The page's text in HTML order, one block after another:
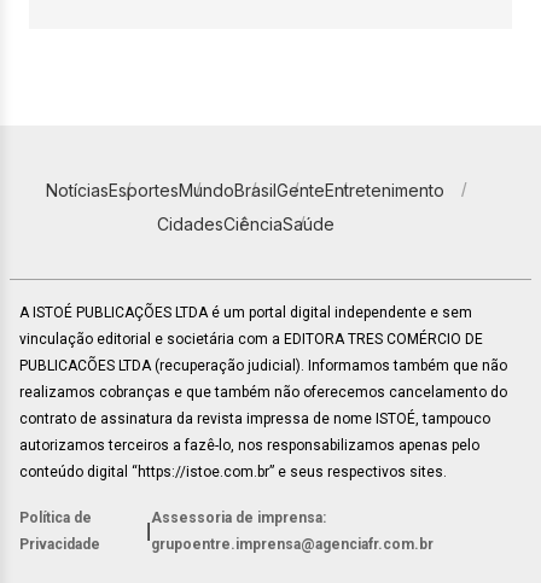
NotíciasEsportesMundoBrasilGenteEntretenimento
CidadesCiênciaSaúde
A ISTOÉ PUBLICAÇÕES LTDA é um portal digital independente e sem
vinculação editorial e societária com a EDITORA TRES COMÉRCIO DE
PUBLICACÕES LTDA (recuperação judicial). Informamos também que não
realizamos cobranças e que também não oferecemos cancelamento do
contrato de assinatura da revista impressa de nome ISTOÉ, tampouco
autorizamos terceiros a fazê-lo, nos responsabilizamos apenas pelo
conteúdo digital “https://istoe.com.br” e seus respectivos sites.
Política de
Privacidade
Assessoria de imprensa:
grupoentre.imprensa@agenciafr.com.br